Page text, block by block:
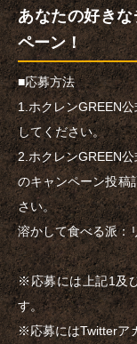
あなたの好き
ペーン！
■応募方法
1.ホクレンGREEN
してください。
2.ホクレンGREEN
のキャンペーン投稿
さい。
溶かして食べる派：
※応募には上記1及
す。
※応募にはTwitterア